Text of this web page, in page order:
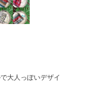
大人っぽいデザイ